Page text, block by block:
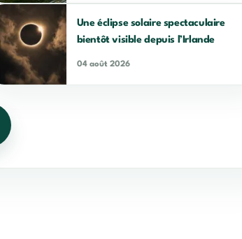
Une éclipse solaire spectaculaire
bientôt visible depuis l’Irlande
04 août 2026